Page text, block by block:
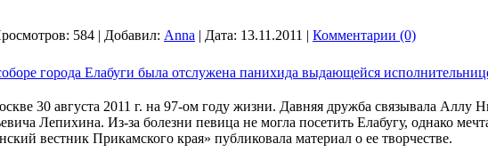
584 | Добавил: Anna | Дата: 13.11.2011 | Комментарии (0)
города Елабуги была отслужена панихида выдающейся
30 августа 2011 г. на 97-ом году жизни. Давняя дружба связывала Аллу
Лепихина. Из-за болезни певица не могла посетить Елабугу, однако
вестник Прикамского края» публиковала материал о ее творчестве.